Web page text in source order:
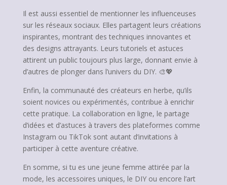
Il est aussi essentiel de mentionner les influenceuses
sur les réseaux sociaux. Elles partagent leurs créations
inspirantes, montrant des techniques innovantes et
des designs attrayants. Leurs tutoriels et astuces
attirent un public toujours plus large, donnant envie à
d’autres de plonger dans l’univers du DIY. 🎨💖
Enfin, la communauté des créateurs en herbe, qu’ils
soient novices ou expérimentés, contribue à enrichir
cette pratique. La collaboration en ligne, le partage
d’idées et d’astuces à travers des plateformes comme
Instagram ou TikTok sont autant d’invitations à
participer à cette aventure créative.
En somme, si tu es une jeune femme attirée par la
mode, les accessoires uniques, le DIY ou encore l’art